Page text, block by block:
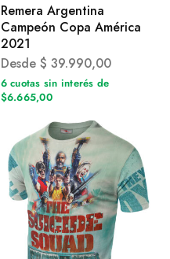
Remera Argentina
Campeón Copa América
2021
Desde $ 39.990,00
6 cuotas sin interés de
$6.665,00